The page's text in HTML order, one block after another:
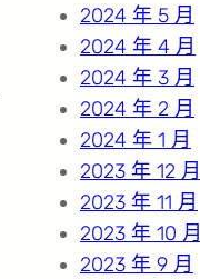
2024 年 5 月
2024 年 4 月
2024 年 3 月
2024 年 2 月
2024 年 1 月
2023 年 12 月
2023 年 11 月
2023 年 10 月
2023 年 9 月